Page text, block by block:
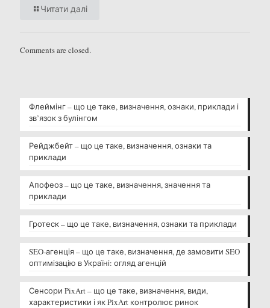
Читати далі
Comments are closed.
Флеймінг – що це таке, визначення, ознаки, приклади і
зв’язок з булінгом
Рейджбейт – що це таке, визначення, ознаки та
приклади
Апофеоз – що це таке, визначення, значення та
приклади
Гротеск – що це таке, визначення, ознаки та приклади
SEO-агенція – що це таке, визначення, де замовити SEO
оптимізацію в Україні: огляд агенцій
Сенсори PixArt – що це таке, визначення, види,
характеристики і як PixArt контролює ринок